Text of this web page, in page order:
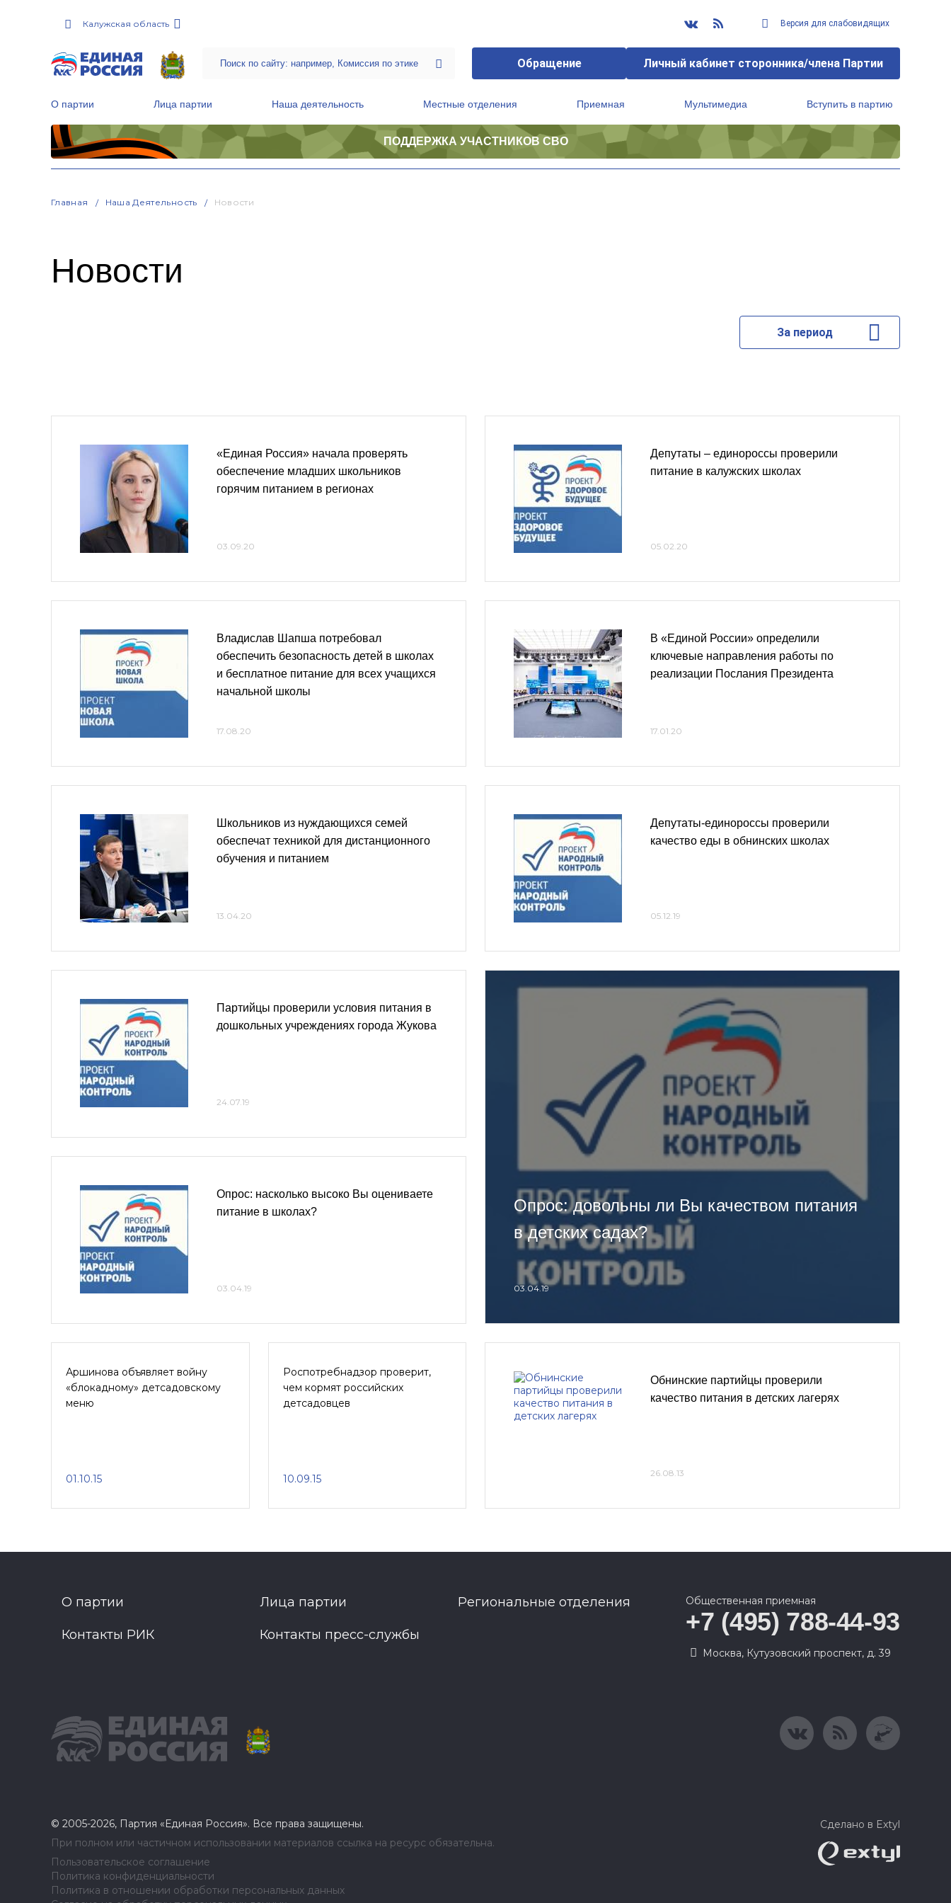
Калужская область Версия для слабовидящих
Обращение Личный кабинет сторонника/члена Партии
О партии Лица партии Наша деятельность Местные отделения Приемная Мультимедиа Вступить в партию
ПОДДЕРЖКА УЧАСТНИКОВ СВО
Главная Наша Деятельность Новости
Новости
За период
«Единая Россия» начала проверять
обеспечение младших школьников
горячим питанием в регионах
03.09.20
Владислав Шапша потребовал
обеспечить безопасность детей в школах
и бесплатное питание для всех учащихся
начальной школы
17.08.20
Школьников из нуждающихся семей
обеспечат техникой для дистанционного
обучения и питанием
13.04.20
Депутаты – единороссы проверили
питание в калужских школах
05.02.20
В «Единой России» определили
ключевые направления работы по
реализации Послания Президента
17.01.20
Депутаты-единороссы проверили
качество еды в обнинских школах
05.12.19
Партийцы проверили условия питания в
дошкольных учреждениях города Жукова
24.07.19
Опрос: насколько высоко Вы оцениваете
питание в школах?
03.04.19
Опрос: довольны ли Вы качеством питания
в детских садах?
03.04.19
Аршинова объявляет войну
«блокадному» детсадовскому
меню
01.10.15
Роспотребнадзор проверит,
чем кормят российских
детсадовцев
10.09.15
Обнинские партийцы проверили
качество питания в детских лагерях
26.08.13
О партии Лица партии Региональные отделения
Контакты РИК Контакты пресс-службы
Общественная приемная
+7 (495) 788-44-93
Москва, Кутузовский проспект, д. 39
© 2005-2026, Партия «Единая Россия». Все права защищены.
При полном или частичном использовании материалов ссылка на ресурс обязательна.
Пользовательское соглашение
Политика конфиденциальности
Политика в отношении обработки персональных данных
Сделано в Extyl